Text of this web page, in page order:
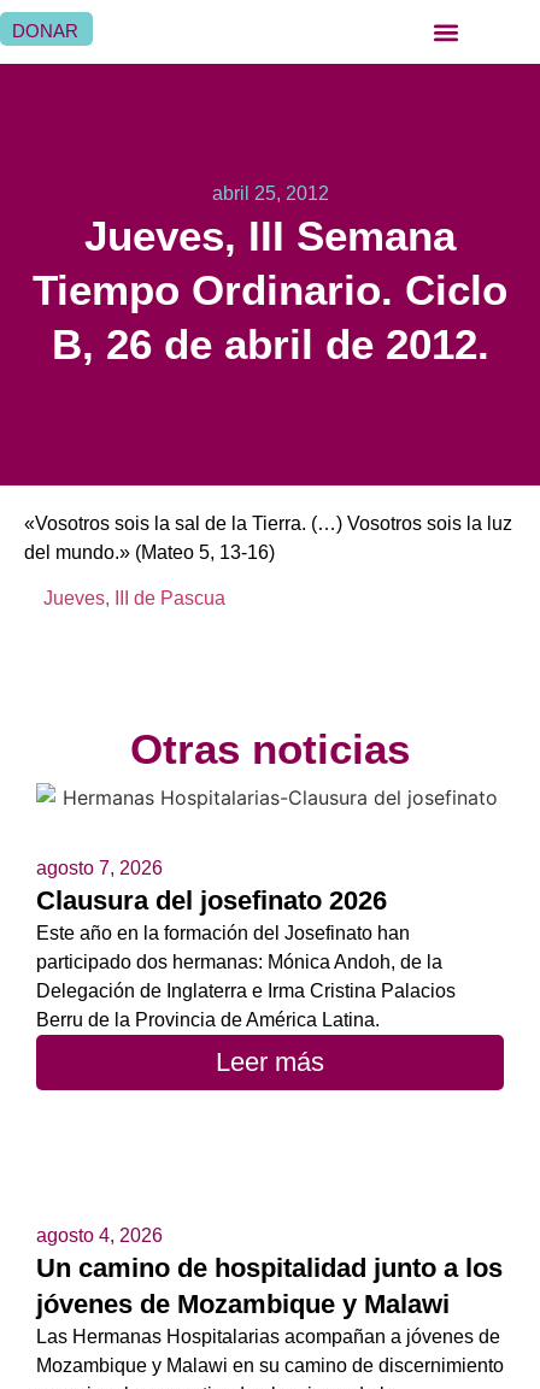
DONAR
abril 25, 2012
Jueves, III Semana
Tiempo Ordinario. Ciclo
B, 26 de abril de 2012.
«Vosotros sois la sal de la Tierra. (…) Vosotros sois la luz
del mundo.» (Mateo 5, 13-16)
Jueves, III de Pascua
Otras noticias
agosto 7, 2026
Clausura del josefinato 2026
Este año en la formación del Josefinato han
participado dos hermanas: Mónica Andoh, de la
Delegación de Inglaterra e Irma Cristina Palacios
Berru de la Provincia de América Latina.
Leer más
agosto 4, 2026
Un camino de hospitalidad junto a los
jóvenes de Mozambique y Malawi
Las Hermanas Hospitalarias acompañan a jóvenes de
Mozambique y Malawi en su camino de discernimiento